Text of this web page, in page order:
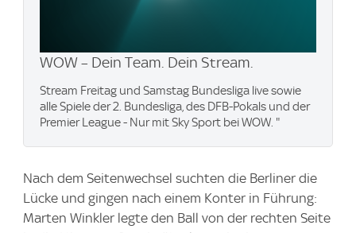
WOW – Dein Team. Dein Stream.
Stream Freitag und Samstag Bundesliga live sowie
alle Spiele der 2. Bundesliga, des DFB-Pokals und der
Premier League - Nur mit Sky Sport bei WOW. "
Nach dem Seitenwechsel suchten die Berliner die
Lücke und gingen nach einem Konter in Führung:
Marten Winkler legte den Ball von der rechten Seite